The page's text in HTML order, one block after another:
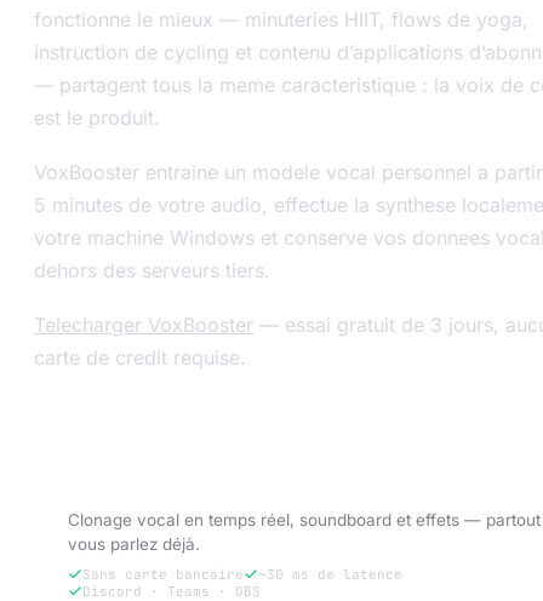
fonctionne le mieux — minuteries HIIT, flows de yoga,
instruction de cycling et contenu d’applications
— partagent tous la meme caracteristique : la voix de
est le produit.
VoxBooster entraine un modele vocal personnel a
5 minutes de votre audio, effectue la synthese
votre machine Windows et conserve vos donnees
dehors des serveurs tiers.
Telecharger VoxBooster — essai gratuit de 3 jours,
carte de credit requise.
Clonage vocal en temps réel, soundboard et effets —
vous parlez déjà.
Sans carte bancaire
~30 ms de latence
Discord · Teams · OBS